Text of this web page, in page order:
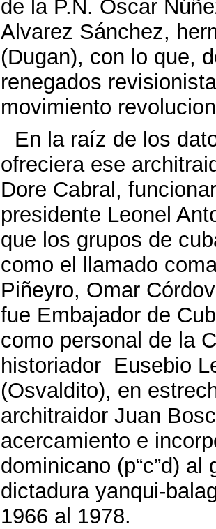
de la P.N. Oscar
Alvarez Sánchez,
(Dugan), con lo que,
renegados
movimiento
En la raíz de los
ofreciera ese
Dore Cabral,
presidente Leonel
que los grupos de
como el llamado
Piñeyro, Omar
fue Embajador de
como personal de la
historiador Eusebio
(Osvaldito), en
architraidor Juan
acercamiento e
dominicano (p“c”d)
dictadura yanqui-
1966 al 1978.